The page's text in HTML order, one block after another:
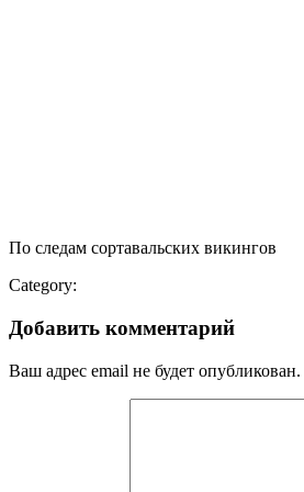
По следам сортавальских викингов
Category:
Добавить комментарий
Ваш адрес email не будет опубликован.